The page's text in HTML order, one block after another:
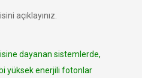
açıklayınız.
dayanan sistemlerde,
yüksek enerjili fotonlar